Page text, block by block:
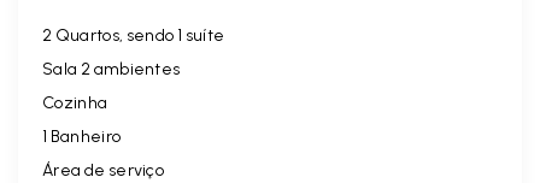
2 Quartos, sendo 1 suíte
Sala 2 ambientes
Cozinha
1 Banheiro
Área de serviço